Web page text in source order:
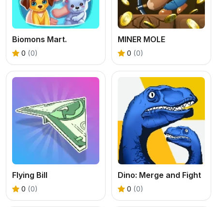
Biomons Mart.
0 (0)
MINER MOLE
0 (0)
Flying Bill
0 (0)
Dino: Merge and Fight
0 (0)